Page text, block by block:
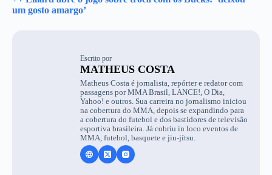
um gosto amargo’
Escrito por
MATHEUS COSTA
Matheus Costa é jornalista, repórter e redator com
passagens por MMA Brasil, LANCE!, O Dia,
Yahoo! e outros. Sua carreira no jornalismo iniciou
na cobertura do MMA, depois se expandindo para
a cobertura do futebol e dos bastidores de televisão
esportiva brasileira. Já cobriu in loco eventos de
MMA, futebol, basquete e jiu-jítsu.